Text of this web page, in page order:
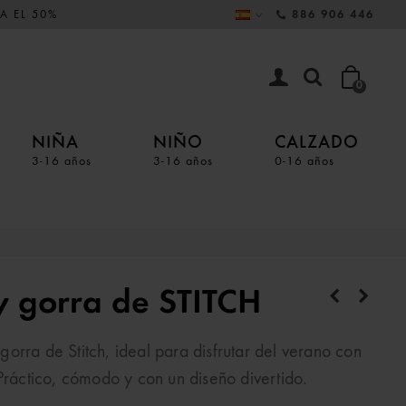
EL 50% 886 906 446
0
NIÑA
3-16 años
NIÑO
3-16 años
CALZADO
0-16 años
gorra de STITCH
de Stitch, ideal para disfrutar del verano con
cómodo y con un diseño divertido.